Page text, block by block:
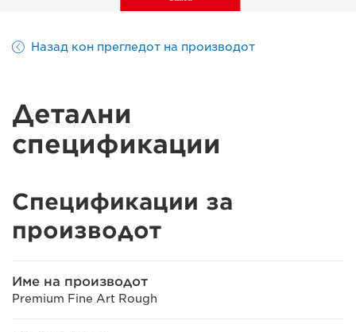
Назад кон прегледот на производот
Детални
спецификации
Спецификации за
производот
Име на производот
Premium Fine Art Rough